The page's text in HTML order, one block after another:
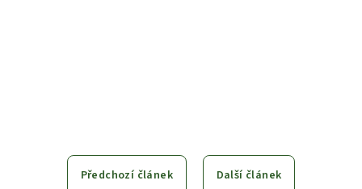
Předchozí článek Další článek